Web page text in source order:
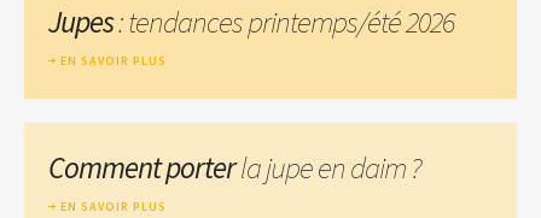
Jupes: tendances printemps/été 2026
EN SAVOIR PLUS
Comment porterla jupe en daim ?
EN SAVOIR PLUS